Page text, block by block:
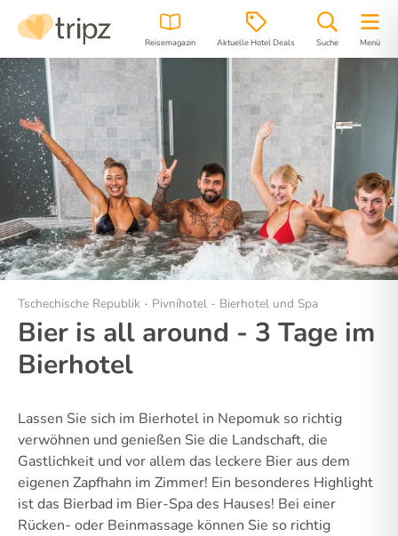
Reisemagazin Aktuelle Hotel Deals Suche Menü
Hotel Bilder Region Lage
Tschechische Republik Pivníhotel - Bierhotel und Spa
Bier is all around - 3 Tage im
Bierhotel
Lassen Sie sich im Bierhotel in Nepomuk so richtig
verwöhnen und genießen Sie die Landschaft, die
Gastlichkeit und vor allem das leckere Bier aus dem
eigenen Zapfhahn im Zimmer! Ein besonderes Highlight
ist das Bierbad im Bier-Spa des Hauses! Bei einer
Rücken- oder Beinmassage können Sie so richtig